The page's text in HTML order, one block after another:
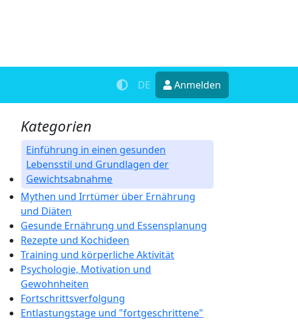
DE Anmelden
Kategorien
Einführung in einen gesunden
Lebensstil und Grundlagen der
Gewichtsabnahme
Mythen und Irrtümer über Ernährung
und Diäten
Gesunde Ernährung und Essensplanung
Rezepte und Kochideen
Training und körperliche Aktivität
Psychologie, Motivation und
Gewohnheiten
Fortschrittsverfolgung
Entlastungstage und "fortgeschrittene"